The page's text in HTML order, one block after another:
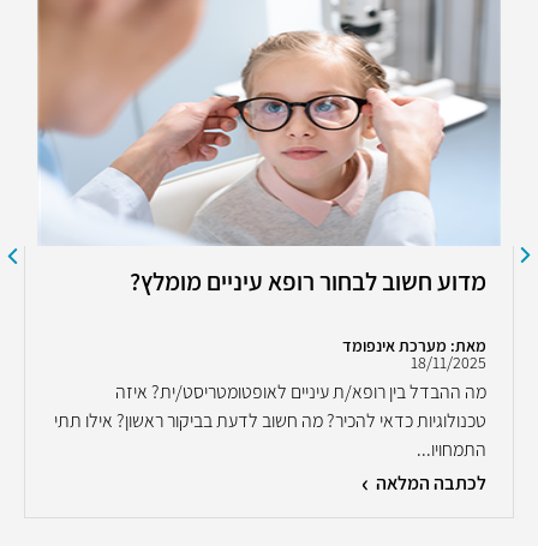
מדוע חשוב לבחור רופא עיניים מומלץ?
מאת: מערכת אינפומד
18/11/2025
מה ההבדל בין רופא/ת עיניים לאופטומטריסט/ית? איזה
טכנולוגיות כדאי להכיר? מה חשוב לדעת בביקור ראשון? אילו תתי
התמחויו...
לכתבה המלאה